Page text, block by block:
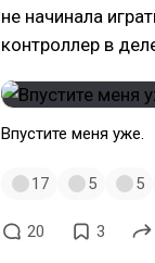
не начинала
контроллер в
Впустите меня уже.
17 5 5
20 3